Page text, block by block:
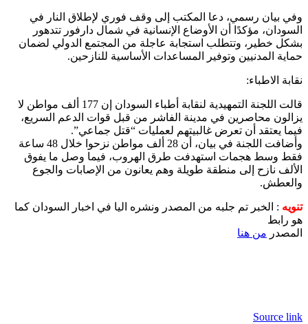
وفي بيان رسمي، دعا المكتب إلى وقف فوري لإطلاق النار في
السودان، مؤكدًا أن الأوضاع الإنسانية في شمال دارفور تتدهور
بشكل خطير، وتتطلب استجابة عاجلة من المجتمع الدولي لضمان
حماية المدنيين وتوفير المساعدات الأساسية للنازحين.
نقابة الاطباء:
قالت اللجنة التمهيدية لنقابة أطباء السودان إن 177 ألف مواطن لا
يزالون محاصرين في مدينة الفاشر من قبل قوات الدعم السريع،
فيما يعتقد أن تعرض غالبيتهم لعمليات “قتل جماعي”.
وأضافت اللجنة في بيان، أن 28 ألف مواطن نزحوا خلال 48 ساعة
فقط وسط هجمات استهدفت طرق الهروب، فيما وصل ما يفوق
الألف نازح إلى منطقة طويلة وهم يعانون من الإصابات والجوع
والعطش.
تنويه : الخبر تم جلبه من المصدر ونشره اليا في اخبار السودان كما
هو رابط
المصدر من هنا
Source link